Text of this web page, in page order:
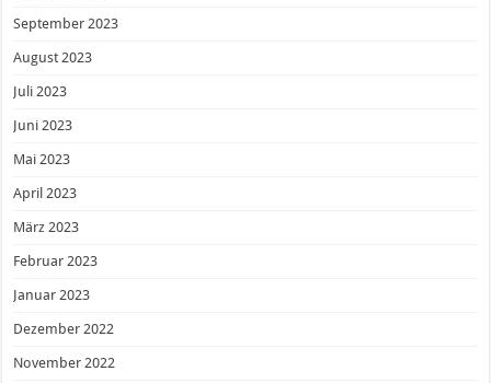
September 2023
August 2023
Juli 2023
Juni 2023
Mai 2023
April 2023
März 2023
Februar 2023
Januar 2023
Dezember 2022
November 2022